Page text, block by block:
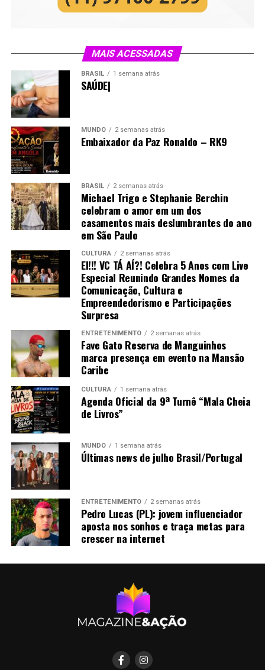
MAIS ACESSADAS
BRASIL 1 semana atrás
SAÚDE|
MUNDO 2 semanas atrás
Embaixador da Paz Ronaldo – RK9
BRASIL 2 semanas atrás
Michael Trigo e Stephanie Berchin
celebram o amor em um dos
casamentos mais deslumbrantes do ano
em São Paulo
CULTURA 2 semanas atrás
EI!!! VC TÁ AÍ?! Celebra 5 Anos com Live
Especial Reunindo Grandes Nomes da
Comunicação, Cultura e
Empreendedorismo e Participações
Surpresa
ENTRETENIMENTO 2 semanas atrás
Fave Gato Reserva de Manguinhos
marca presença em evento na Mansão
Caribe
CULTURA 1 semana atrás
Agenda Oficial da 9ª Turnê “Mala Cheia
de Livros”
MUNDO 1 semana atrás
Últimas news de julho Brasil/Portugal
ENTRETENIMENTO 2 semanas atrás
Pedro Lucas (PL): jovem influenciador
aposta nos sonhos e traça metas para
crescer na internet